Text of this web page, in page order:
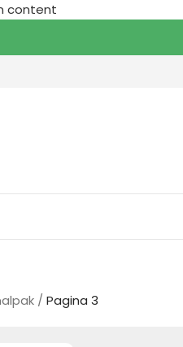
content
/ Pagina 3